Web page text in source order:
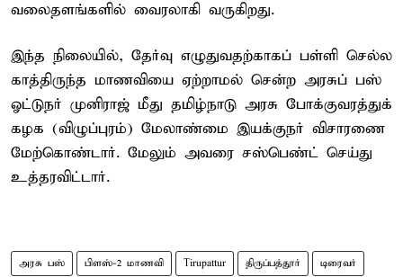
வலைதளங்களில் வைரலாகி வருகிறது.
இந்த நிலையில், தேர்வு எழுதுவதற்காகப் பள்ளி செல்ல
காத்திருந்த மாணவியை ஏற்றாமல் சென்ற அரசுப் பஸ்
ஓட்டுநர் முனிராஜ் மீது தமிழ்நாடு அரசு போக்குவரத்துக்
கழக (விழுப்புரம்) மேலாண்மை இயக்குநர் விசாரணை
மேற்கொண்டார். மேலும் அவரை சஸ்பெண்ட் செய்து
உத்தரவிட்டார்.
அரசு பஸ் பிளஸ்-2 மாணவி Tirupattur திருப்பத்தூர் டிரைவர்